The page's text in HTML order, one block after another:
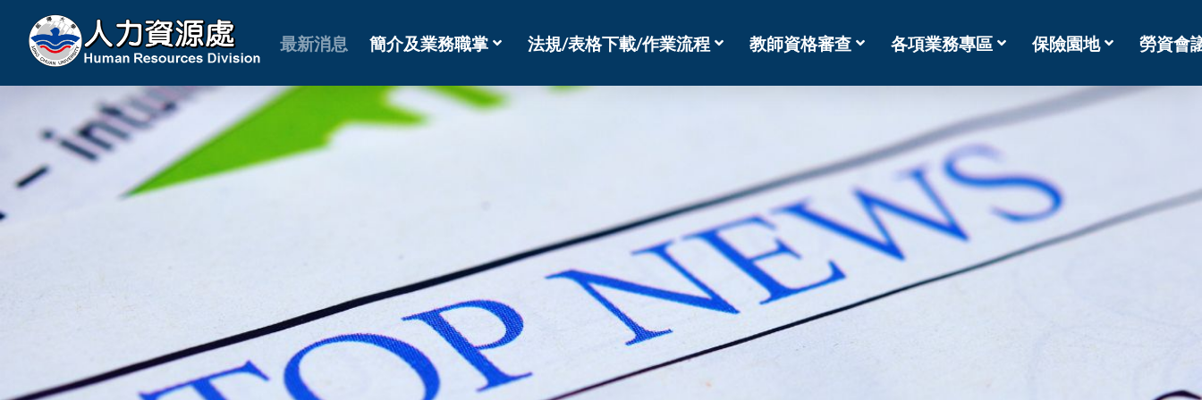
最新消息 簡介及業務職掌 法規/表格下載/作業流程 教師資格審查 各項業務專區 保險園地 勞資會